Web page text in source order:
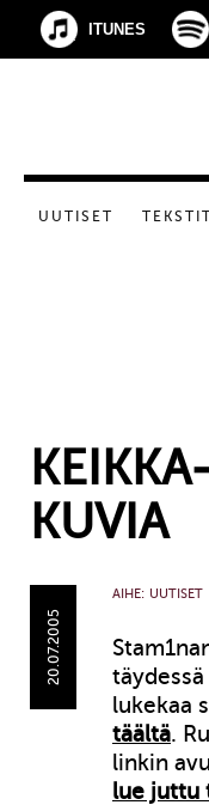
ITUNES
UUTISET TEKSTIT
KUVIA
20.07.2005
AIHE: UUTISET
lukekaa
täältä.
linkin
lue juttu